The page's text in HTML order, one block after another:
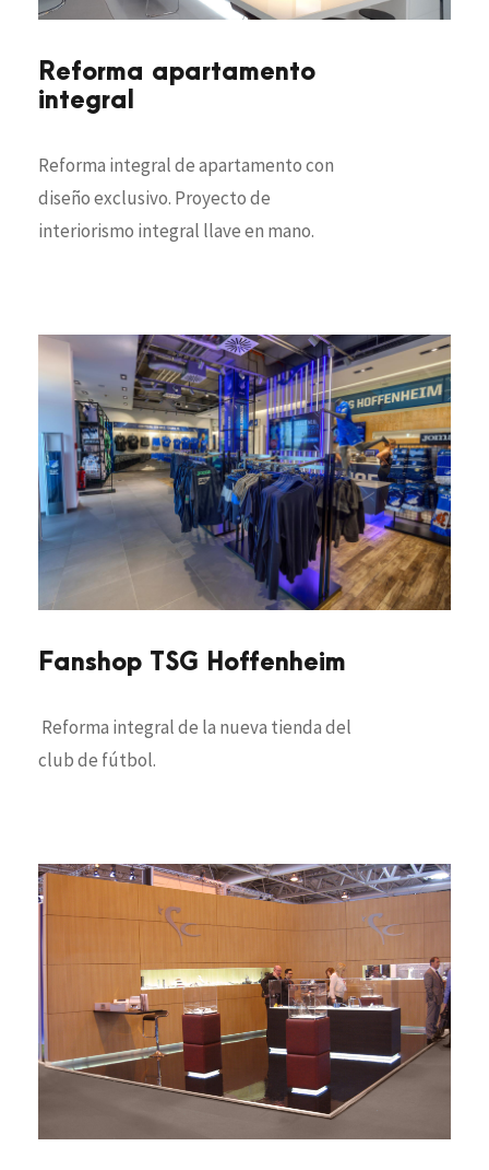
Reforma apartamento
integral
Reforma integral de apartamento con
diseño exclusivo. Proyecto de
interiorismo integral llave en mano.
Fanshop TSG Hoffenheim
Reforma integral de la nueva tienda del
club de fútbol.